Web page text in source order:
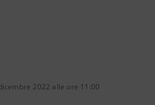
2022 alle ore 11:00